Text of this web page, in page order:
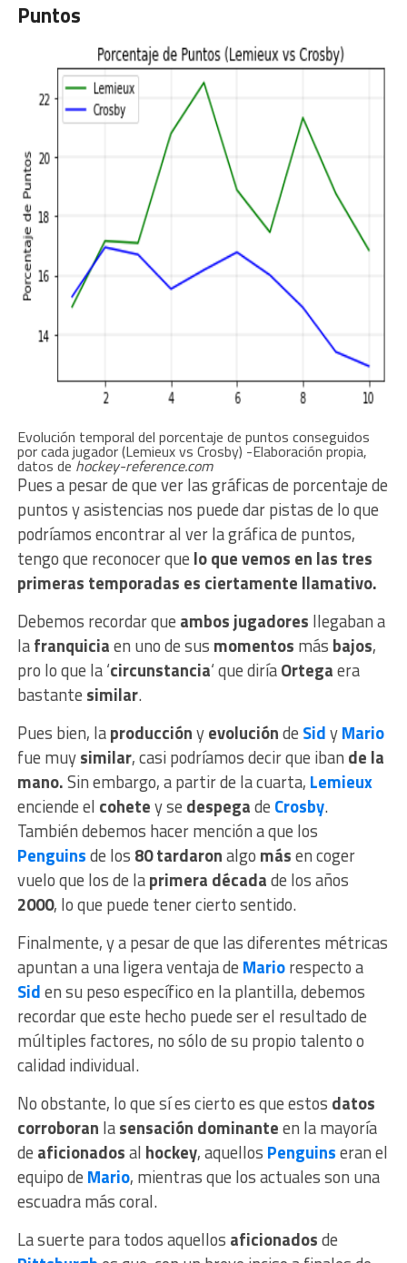
Puntos
Evolución temporal del porcentaje de puntos conseguidos
por cada jugador (Lemieux vs Crosby) -Elaboración propia,
datos dehockey-reference.com
Pues a pesar de que ver las gráficas de porcentaje de
puntos y asistencias nos puede dar pistas de lo que
podríamos encontrar al ver la gráfica de puntos,
tengo que reconocer que lo que vemos en las tres
primeras temporadas es ciertamente llamativo.
Debemos recordar que ambos jugadores llegaban a
lafranquiciaen uno de sus momentos más bajos,
pro lo que la ‘circunstancia‘ que diríaOrtegaera
bastante similar.
Pues bien, laproducciónyevoluciónde SidyMario
fue muysimilar, casi podríamos decir que iban de la
mano.Sin embargo, a partir de la cuarta, Lemieux
enciende el cohetey se despegade Crosby.
También debemos hacer mención a que los
Penguinsde los 80 tardaronalgo másen coger
vuelo que los de laprimera décadade los años
2000, lo que puede tener cierto sentido.
Finalmente, y a pesar de que las diferentes métricas
apuntan a una ligera ventaja de Mariorespecto a
Siden su peso específico en la plantilla, debemos
recordar que este hecho puede ser el resultado de
múltiples factores, no sólo de su propio talento o
calidad individual.
No obstante, lo que sí es cierto es que estos datos
corroboran lasensación dominanteen la mayoría
de aficionadosal hockey, aquellos Penguinseran el
equipo de Mario, mientras que los actuales son una
escuadra más coral.
La suerte para todos aquellos aficionadosde